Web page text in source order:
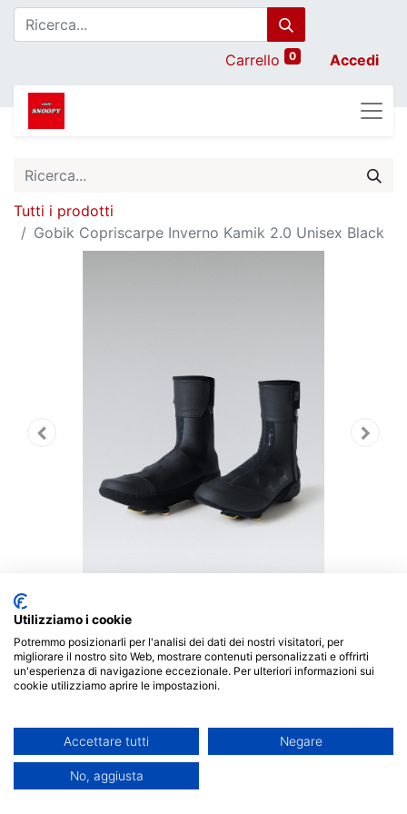
Carrello 0 Accedi
Tutti i prodotti
Gobik Copriscarpe Inverno Kamik 2.0 Unisex Black
Protezione termica avanzata per i vostri piedi.
Progettati per il ciclismo su strada per offrire le
antivento e resistenti alla pioggia, per garantire che i
piedi rimangano caldi e asciutti indipendentemente
dalle condizioni atmosferiche. Il tessuto ultra elastico
Utilizziamo i cookie
Potremmo posizionarli per l'analisi dei dati dei nostri visitatori, per
migliorare il nostro sito Web, mostrare contenuti personalizzati e offrirti
un'esperienza di navigazione eccezionale. Per ulteriori informazioni sui
cookie utilizziamo aprire le impostazioni.
Accettare tutti Negare
No, aggiusta